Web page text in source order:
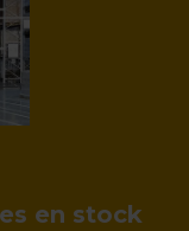
en stock